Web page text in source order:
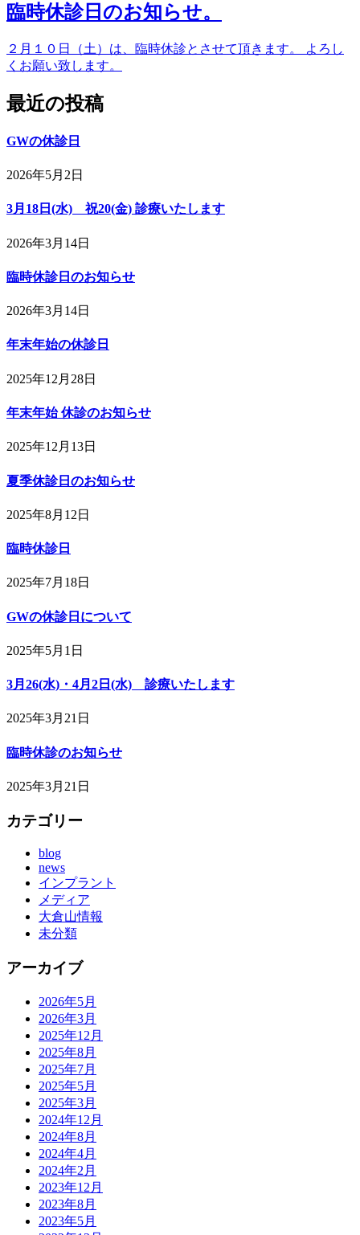
臨時休診日のお知らせ。
２月１０日（土）は、臨時休診とさせて頂きます。 よろし
くお願い致します。
最近の投稿
GWの休診日
2026年5月2日
3月18日(水) 祝20(金) 診療いたします
2026年3月14日
臨時休診日のお知らせ
2026年3月14日
年末年始の休診日
2025年12月28日
年末年始 休診のお知らせ
2025年12月13日
夏季休診日のお知らせ
2025年8月12日
臨時休診日
2025年7月18日
GWの休診日について
2025年5月1日
3月26(水)・4月2日(水) 診療いたします
2025年3月21日
臨時休診のお知らせ
2025年3月21日
カテゴリー
blog
news
インプラント
メディア
大倉山情報
未分類
アーカイブ
2026年5月
2026年3月
2025年12月
2025年8月
2025年7月
2025年5月
2025年3月
2024年12月
2024年8月
2024年4月
2024年2月
2023年12月
2023年8月
2023年5月